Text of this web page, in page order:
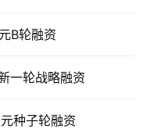
B轮融资
一轮战略融资
种子轮融资